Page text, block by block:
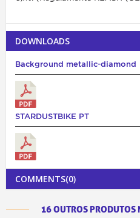
DOWNLOADS
Background metallic-diamond
STARDUSTBIKE PT
COMMENTS(0)
16 OUTROS PRODUTOS